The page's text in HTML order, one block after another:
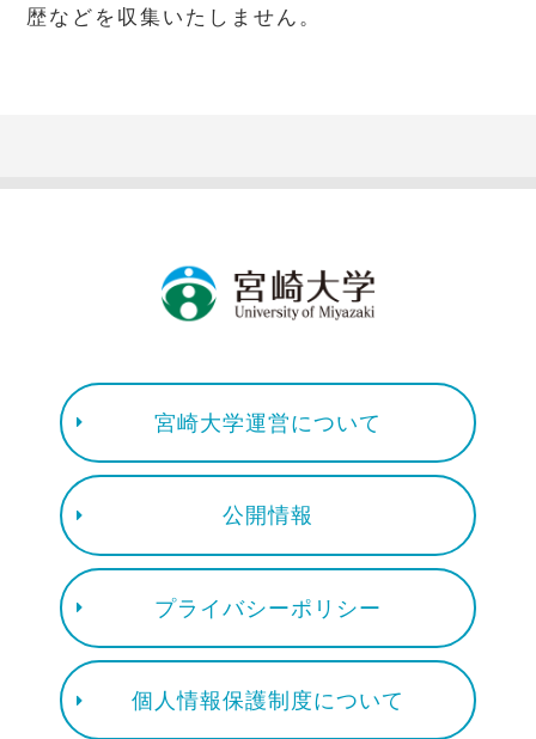
歴などを収集いたしません。
宮崎大学運営について
公開情報
プライバシーポリシー
個人情報保護制度について